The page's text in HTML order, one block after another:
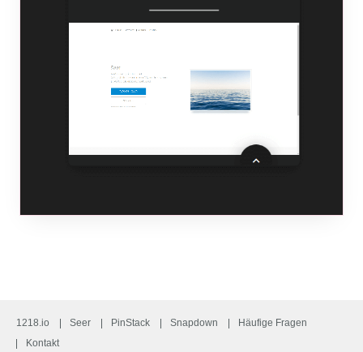
1218.io Seer PinStack Snapdown
Häufige Fragen
Kontakt